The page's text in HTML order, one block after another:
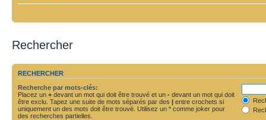
Rechercher
RECHERCHER
Recherche par mots-clés:
Placez un + devant un mot qui doit être trouvé et un - devant un mot qui doit
être exclu. Tapez une suite de mots séparés par des | entre crochets si
uniquement un des mots doit être trouvé. Utilisez un * comme joker pour
des recherches partielles.